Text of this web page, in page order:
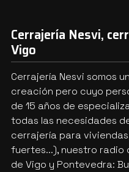
Cerrajería Nesvi,
Vigo
Cerrajería Nesvi somos
creación pero cuyo
de 15 años de
todas las necesidades
cerrajería para
fuertes...), nuestro radio
de Vigo y Pontevedra: